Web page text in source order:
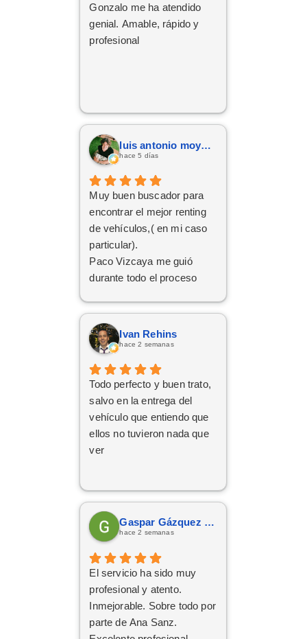
Gonzalo me ha atendido
genial. Amable, rápido y
profesional
luis antonio moya fernandez
hace 5 días
Muy buen buscador para
encontrar el mejor renting
de vehículos,( en mi caso
particular).
Paco Vizcaya me guió
durante todo el proceso
Formentor al mejor precio.
Ahora a esperar la entrega
que esperamos sea lo más
Ivan Rehins
hace 2 semanas
Todo perfecto y buen trato,
salvo en la entrega del
vehículo que entiendo que
ellos no tuvieron nada que
ver
Gaspar Gázquez Galera
hace 2 semanas
El servicio ha sido muy
profesional y atento.
Inmejorable. Sobre todo por
parte de Ana Sanz.